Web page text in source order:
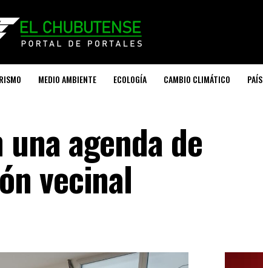
MEDIO AMBIENTE ECOLOGÍA CAMBIO CLIMÁTICO PAÍS
agenda de
vecinal